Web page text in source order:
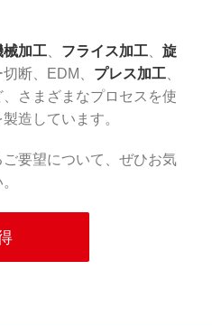
械加工 フライス加工
旋
断、EDM、 プレス加工
、さまざまなプロセスを使
造しています。
要望について、ぜひお気